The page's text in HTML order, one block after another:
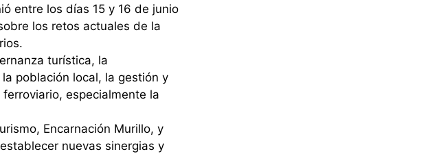
entre los días 15 y 16 de junio
los retos actuales de la
turística, la
población local, la gestión y
especialmente la
Encarnación Murillo, y
nuevas sinergias y